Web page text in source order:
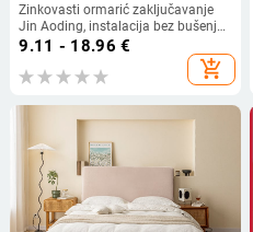
Zinkovasti ormarić zaključavanje
Jin Aoding, instalacija bez bušenja,
zaključavanje za ladicu/ormar s 90°
kutem, model 2023.1.7, dostupna
licencirana privatna marka
9.11 - 18.96 €
add_shopping_cart